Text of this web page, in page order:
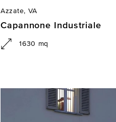
Azzate, VA
Capannone Industriale
1630 mq